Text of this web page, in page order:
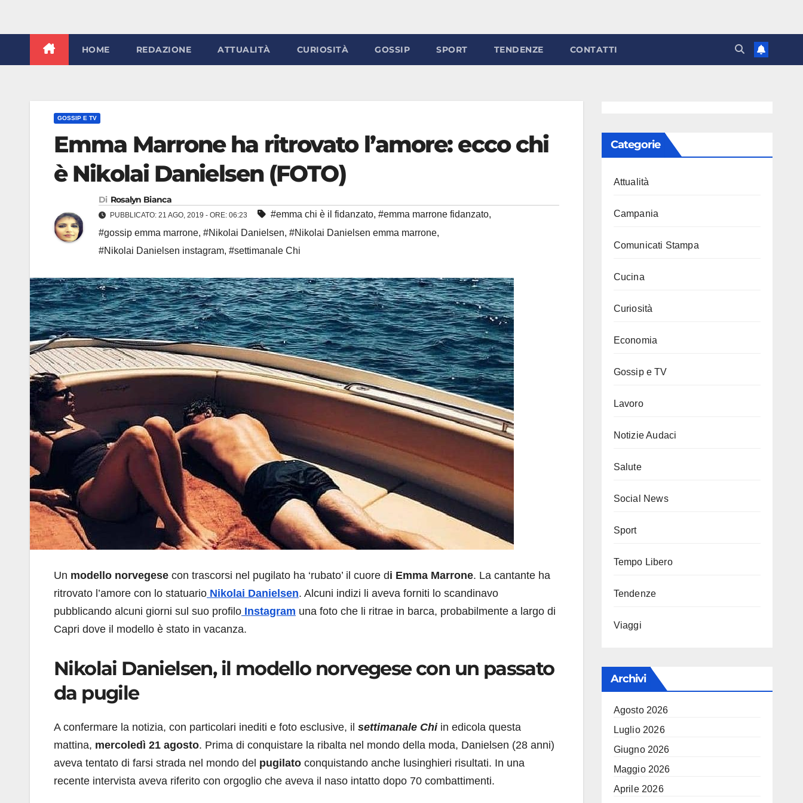
HOME REDAZIONE ATTUALITÀ CURIOSITÀ GOSSIP SPORT TENDENZE CONTATTI
GOSSIP E TV
Emma Marrone ha ritrovato l’amore: ecco chi
è Nikolai Danielsen (FOTO)
Di Rosalyn Bianca
PUBBLICATO: 21 AGO, 2019 - ORE: 06:23 #emma chi è il fidanzato, #emma marrone fidanzato,
#gossip emma marrone, #Nikolai Danielsen, #Nikolai Danielsen emma marrone,
#Nikolai Danielsen instagram, #settimanale Chi
Un modello norvegese con trascorsi nel pugilato ha ‘rubato’ il cuore di Emma Marrone. La cantante ha
ritrovato l’amore con lo statuario Nikolai Danielsen. Alcuni indizi li aveva forniti lo scandinavo
pubblicando alcuni giorni sul suo profilo Instagram una foto che li ritrae in barca, probabilmente a largo di
Capri dove il modello è stato in vacanza.
Nikolai Danielsen, il modello norvegese con un passato
da pugile
A confermare la notizia, con particolari inediti e foto esclusive, il settimanale Chiin edicola questa
mattina, mercoledì 21 agosto. Prima di conquistare la ribalta nel mondo della moda, Danielsen (28 anni)
aveva tentato di farsi strada nel mondo del pugilato conquistando anche lusinghieri risultati. In una
recente intervista aveva riferito con orgoglio che aveva il naso intatto dopo 70 combattimenti.
Categorie
Attualità
Campania
Comunicati Stampa
Cucina
Curiosità
Economia
Gossip e TV
Lavoro
Notizie Audaci
Salute
Social News
Sport
Tempo Libero
Tendenze
Viaggi
Archivi
Agosto 2026
Luglio 2026
Giugno 2026
Maggio 2026
Aprile 2026